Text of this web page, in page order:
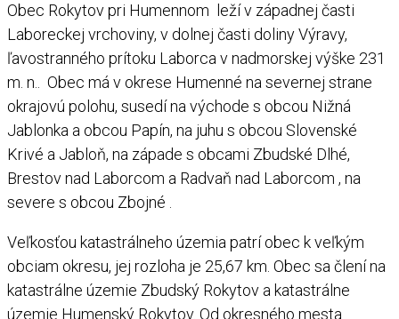
Obec Rokytov pri Humennom leží v západnej časti
Laboreckej vrchoviny, v dolnej časti doliny Výravy,
ľavostranného prítoku Laborca v nadmorskej výške 231
m. n.. Obec má v okrese Humenné na severnej strane
okrajovú polohu, susedí na východe s obcou Nižná
Jablonka a obcou Papín, na juhu s obcou Slovenské
Krivé a Jabloň, na západe s obcami Zbudské Dlhé,
Brestov nad Laborcom a Radvaň nad Laborcom , na
severe s obcou Zbojné .
Veľkosťou katastrálneho územia patrí obec k veľkým
obciam okresu, jej rozloha je 25,67 km. Obec sa člení na
katastrálne územie Zbudský Rokytov a katastrálne
územie Humenský Rokytov. Od okresného mesta